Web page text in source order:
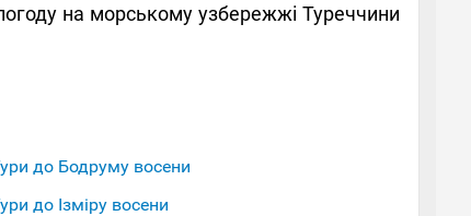
на морському узбережжі Туреччини
до Бодруму восени
до Ізміру восени